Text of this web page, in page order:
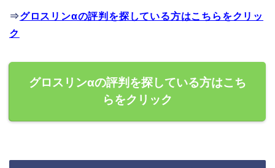
⇒グロスリンαの評判を探している方はこちらをクリッ
ク
グロスリンαの評判を探している方はこち
らをクリック